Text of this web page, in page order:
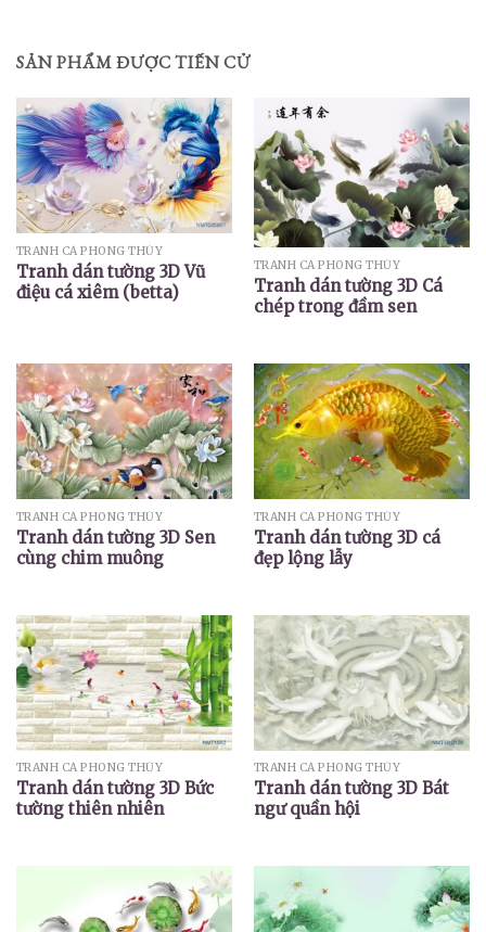
SẢN PHẨM ĐƯỢC TIẾN CỬ
TRANH CÁ PHONG THỦY
Tranh dán tường 3D Vũ
điệu cá xiêm (betta)
TRANH CÁ PHONG THỦY
Tranh dán tường 3D Cá
chép trong đầm sen
TRANH CÁ PHONG THỦY
Tranh dán tường 3D Sen
cùng chim muông
TRANH CÁ PHONG THỦY
Tranh dán tường 3D cá
đẹp lộng lẫy
TRANH CÁ PHONG THỦY
Tranh dán tường 3D Bức
tường thiên nhiên
TRANH CÁ PHONG THỦY
Tranh dán tường 3D Bát
ngư quần hội